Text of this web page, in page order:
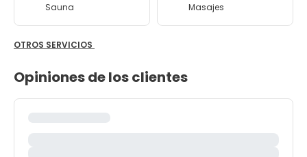
Sauna Masajes
OTROS SERVICIOS
Opiniones de los clientes